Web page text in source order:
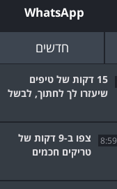
WhatsApp
חדשים
15 דקות של טיפים
שיעזרו לך לחתוך, לבשל
8:59
צפו ב-9 דקות של
טריקים חכמים